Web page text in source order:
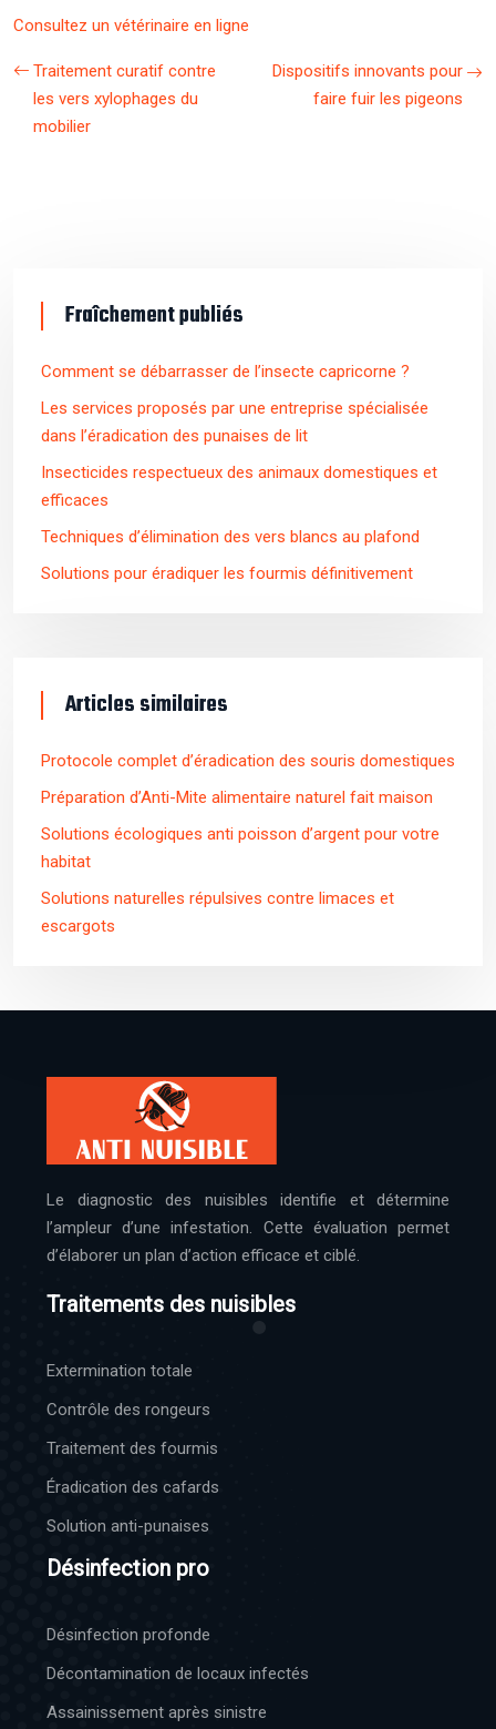
Consultez un vétérinaire en ligne
Traitement curatif contre
les vers xylophages du
mobilier
Dispositifs innovants pour
faire fuir les pigeons
Fraîchement publiés
Comment se débarrasser de l’insecte capricorne ?
Les services proposés par une entreprise spécialisée
dans l’éradication des punaises de lit
Insecticides respectueux des animaux domestiques et
efficaces
Techniques d’élimination des vers blancs au plafond
Solutions pour éradiquer les fourmis définitivement
Articles similaires
Protocole complet d’éradication des souris domestiques
Préparation d’Anti-Mite alimentaire naturel fait maison
Solutions écologiques anti poisson d’argent pour votre
habitat
Solutions naturelles répulsives contre limaces et
escargots
Le diagnostic des nuisibles identifie et détermine
l’ampleur d’une infestation. Cette évaluation permet
d’élaborer un plan d’action efficace et ciblé.
Traitements des nuisibles
Extermination totale
Contrôle des rongeurs
Traitement des fourmis
Éradication des cafards
Solution anti-punaises
Désinfection pro
Désinfection profonde
Décontamination de locaux infectés
Assainissement après sinistre